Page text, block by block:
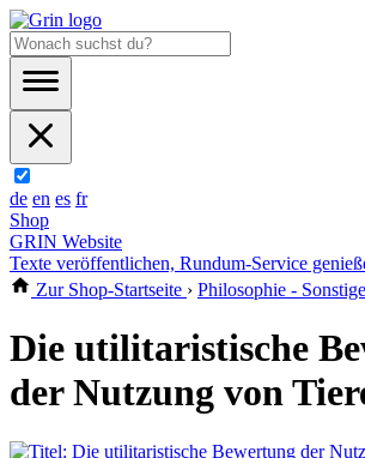
de en es fr
Shop
GRIN Website
Texte veröffentlichen, Rundum-Service
Zur Shop-Startseite › Philosophie -
Die utilitaristische
der Nutzung von